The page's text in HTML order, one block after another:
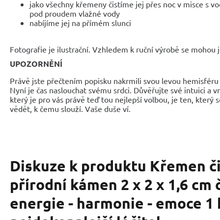
jako všechny křemeny čistíme jej přes noc v misce s
pod proudem vlažné vody
nabíjíme jej na přímém slunci
Fotografie je ilustrační. Vzhledem k ruční výrobě se
UPOZORNĚNÍ
Právě jste přečtením popisku nakrmili svou levou
Nyní je čas naslouchat svému srdci. Důvěřujte své intuici a
který je pro vás právě teď tou nejlepší volbou, je ten, který
vědět, k čemu slouží. Vaše duše ví.
Diskuze k produktu Křemen
přírodní kámen 2 x 2 x 1,6 cm
energie - harmonie - emoce 1